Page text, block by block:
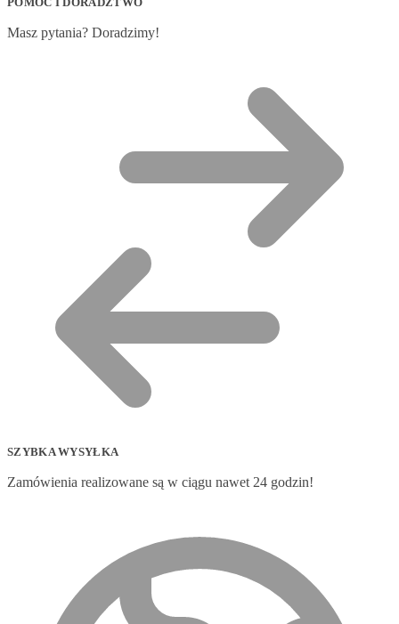
Masz pytania? Doradzimy!
SZYBKA WYSYŁKA
Zamówienia realizowane są w ciągu nawet 24 godzin!